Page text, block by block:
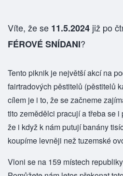
Víte, že se 11.5.2024 již po
FÉROVÉ SNÍDANI?
Tento piknik je největší akcí na
fairtradových pěstitelů (pěstitelů
cílem je i to, že se začneme
tito zemědělci pracují a třeba se i
že i když k nám putují banány
koupíme levněji než tuzemské
Vloni se na 159 místech